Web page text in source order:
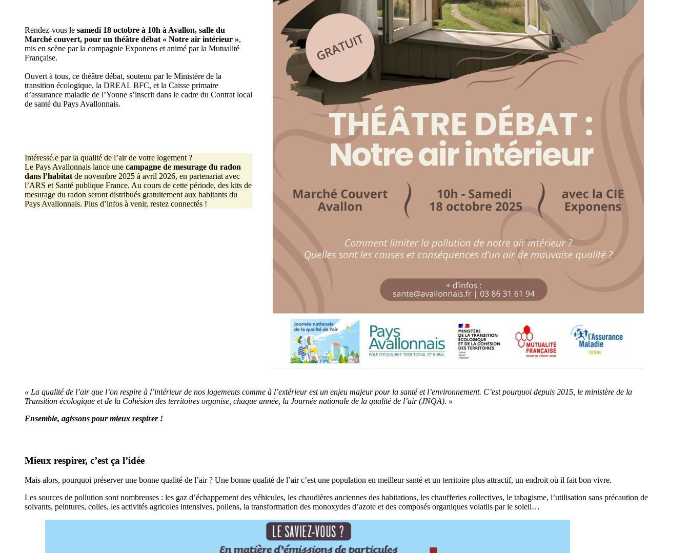
Rendez-vous le samedi 18 octobre à 10h à Avallon, salle du
Marché couvert, pour un théâtre débat « Notre air intérieur »,
mis en scène par la compagnie Exponens et animé par la Mutualité
Française.
Ouvert à tous, ce théâtre débat, soutenu par le Ministère de la
transition écologique, la DREAL BFC, et la Caisse primaire
d’assurance maladie de l’Yonne s’inscrit dans le cadre du Contrat local
de santé du Pays Avallonnais.
Intéressé.e par la qualité de l’air de votre logement ?
Le Pays Avallonnais lance une campagne de mesurage du radon
dans l’habitat de novembre 2025 à avril 2026, en partenariat avec
l’ARS et Santé publique France. Au cours de cette période, des kits de
mesurage du radon seront distribués gratuitement aux habitants du
Pays Avallonnais. Plus d’infos à venir, restez connectés !
« La qualité de l’air que l’on respire à l’intérieur de nos logements comme à l’extérieur est un enjeu majeur pour la santé et l’environnement. C’est pourquoi depuis 2015, le ministère de la
Transition écologique et de la Cohésion des territoires organise, chaque année, la Journée nationale de la qualité de l’air (JNQA). »
Ensemble, agissons pour mieux respirer !
Mieux respirer, c’est ça l’idée
Mais alors, pourquoi préserver une bonne qualité de l’air ? Une bonne qualité de l’air c’est une population en meilleur santé et un territoire plus attractif, un endroit où il fait bon vivre.
Les sources de pollution sont nombreuses : les gaz d’échappement des véhicules, les chaudières anciennes des habitations, les chaufferies collectives, le tabagisme, l’utilisation sans précaution de
solvants, peintures, colles, les activités agricoles intensives, pollens, la transformation des monoxydes d’azote et des composés organiques volatils par le soleil…